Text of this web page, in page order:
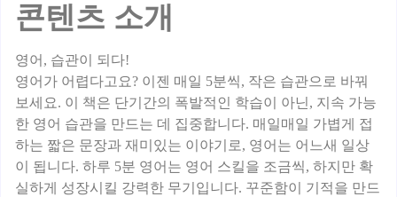
콘텐츠 소개
영어, 습관이 되다!
영어가 어렵다고요? 이젠 매일 5분씩, 작은 습관으로 바꿔
보세요. 이 책은 단기간의 폭발적인 학습이 아닌, 지속 가능
한 영어 습관을 만드는 데 집중합니다. 매일매일 가볍게 접
하는 짧은 문장과 재미있는 이야기로, 영어는 어느새 일상
이 됩니다. 하루 5분 영어는 영어 스킬을 조금씩, 하지만 확
실하게 성장시킬 강력한 무기입니다. 꾸준함이 기적을 만드